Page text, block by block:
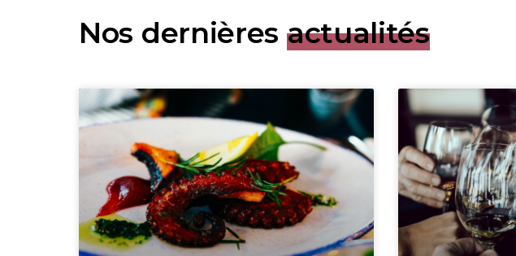
Nos dernières actualités